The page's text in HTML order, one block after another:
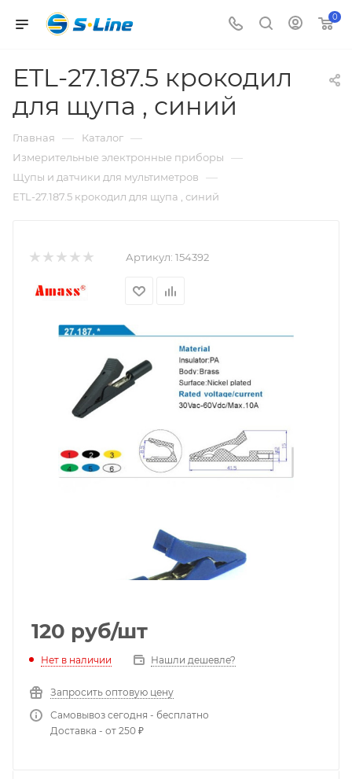
0
ETL-27.187.5 крокодил
для щупа , синий
Главная — Каталог —
Измерительные электронные приборы —
Щупы и датчики для мультиметров —
ETL-27.187.5 крокодил для щупа , синий
Артикул: 154392
120 руб/шт
Нет в наличии Нашли дешевле?
Запросить оптовую цену
Самовывоз сегодня - бесплатно
Доставка - от 250 ₽